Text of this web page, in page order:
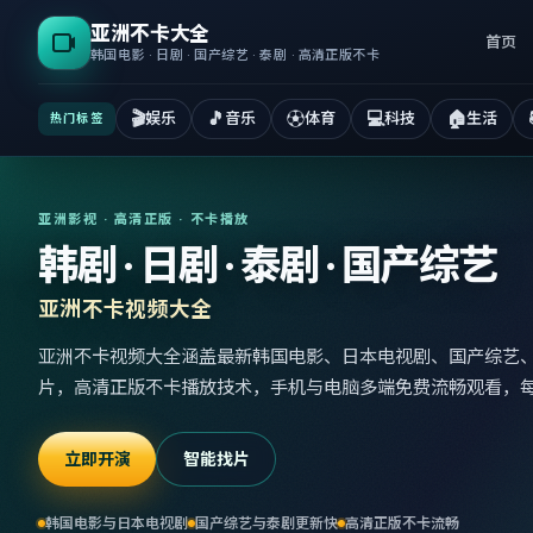
亚洲不卡大全
韩国电影 · 日剧 · 国产综艺 · 泰剧 · 高清正版不卡
首页
热门标签 🎬娱乐 🎵 音乐 ⚽体育 💻科技 🏠生活
亚洲影视 · 高清正版 · 不卡播放
韩剧 · 日剧 · 泰剧 · 国产综艺
亚洲不卡视频大全
亚洲不卡视频大全涵盖最新韩国电影、日本电视剧、国产综艺
片，高清正版不卡播放技术，手机与电脑多端免费流畅观看，
立即开演 智能找片
韩国电影与日本电视剧 国产综艺与泰剧更新快 高清正版不卡流畅